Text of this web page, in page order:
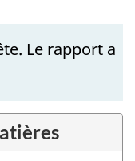
Le rapport a